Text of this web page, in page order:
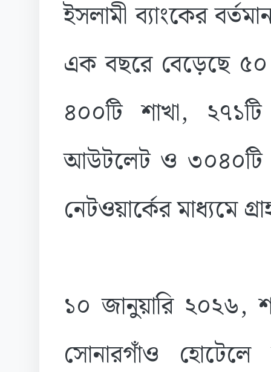
ইসলামী ব্যাংকের
এক বছরে বেড়েছে ৫০
৪০০টি শাখা,
আউটলেট ও ৩০৪০টি
নেটওয়ার্কের মাধ্যমে
১০ জানুয়ারি ২০২৬,
সোনারগাঁও